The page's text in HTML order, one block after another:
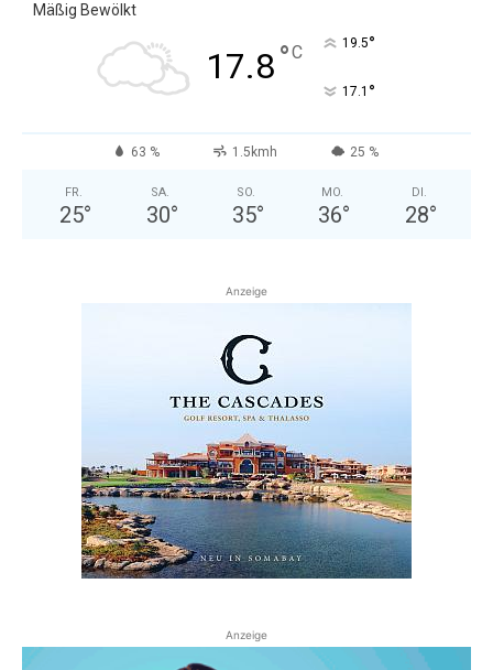
Mäßig Bewölkt
17.8°C 19.5°
17.1 °
63 % 1.5kmh 25 %
FR.
25°
SA.
30°
SO.
35°
MO.
36°
DI.
28°
Anzeige
Anzeige